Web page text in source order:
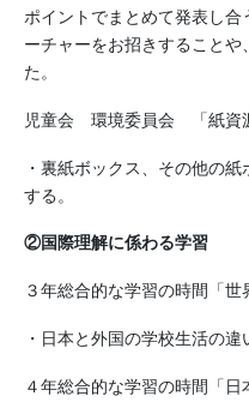
ポイントでまとめて発表し合
ーチャーをお招きすること
た。
児童会 環境委員会 「紙資
・裏紙ボックス、その他の
する。
②国際理解に係わる学習
３年総合的な学習の時間「
・日本と外国の学校生活の違
４年総合的な学習の時間「